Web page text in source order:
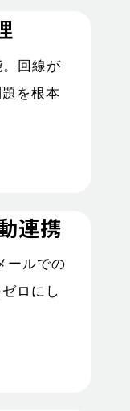
回線が
を根本
連携
ールでの
ロにし